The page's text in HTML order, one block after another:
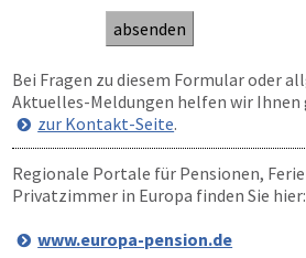
Bei Fragen zu diesem Formular oder
Aktuelles-Meldungen helfen wir Ihnen
zur Kontakt-Seite.
Regionale Portale für Pensionen,
Privatzimmer in Europa finden Sie hier:
www.europa-pension.de